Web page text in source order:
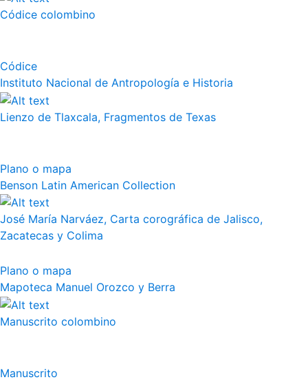
Códice colombino
Códice
Instituto Nacional de Antropología e Historia
Lienzo de Tlaxcala, Fragmentos de Texas
Plano o mapa
Benson Latin American Collection
José María Narváez, Carta corográfica de Jalisco,
Zacatecas y Colima
Plano o mapa
Mapoteca Manuel Orozco y Berra
Manuscrito colombino
Manuscrito